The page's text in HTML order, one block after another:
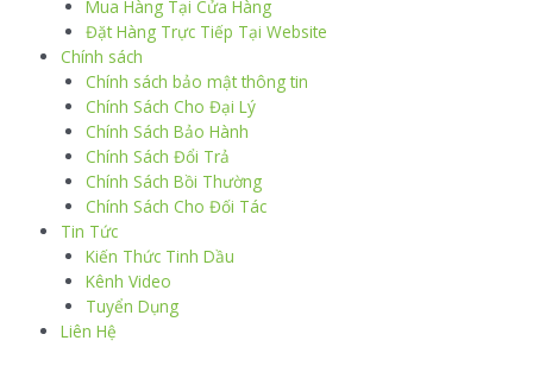
Mua Hàng Tại Cửa Hàng
Đặt Hàng Trực Tiếp Tại Website
Chính sách
Chính sách bảo mật thông tin
Chính Sách Cho Đại Lý
Chính Sách Bảo Hành
Chính Sách Đổi Trả
Chính Sách Bồi Thường
Chính Sách Cho Đối Tác
Tin Tức
Kiến Thức Tinh Dầu
Kênh Video
Tuyển Dụng
Liên Hệ